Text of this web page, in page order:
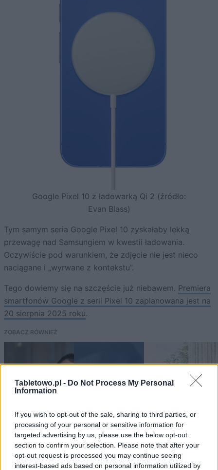
Tabletowo.pl - Do Not Process My Personal
Information
If you wish to opt-out of the sale, sharing to third parties, or
processing of your personal or sensitive information for
targeted advertising by us, please use the below opt-out
section to confirm your selection. Please note that after your
opt-out request is processed you may continue seeing
interest-based ads based on personal information utilized by
Google Pixel 10 z ładowarką Qi 2 (źródło:
Evan Blass)
Tym samym seria Google Pixel 10 zyskałaby lekką
przewagę nad Samsungiem w kwestii ładowania.
Oczywiście pod warunkiem, że zdjęcie nie jest nieco
naciągane i „wyrwane z kontekstu”.
Tego dowiemy się na szczęście już niebawem. Premiera
smartfonów Google z serii Pixel 10 zaplanowana jest na
20 sierpnia 2025 roku.
ZOBACZ RÓWNIEŻ